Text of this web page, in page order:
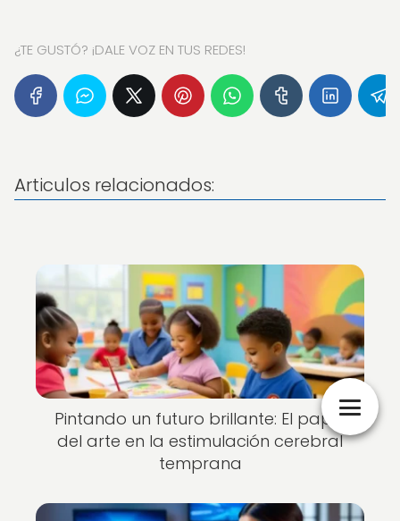
¿TE GUSTÓ? ¡DALE VOZ EN TUS REDES!
Articulos relacionados:
Pintando un futuro brillante: El papel
del arte en la estimulación cerebral
temprana